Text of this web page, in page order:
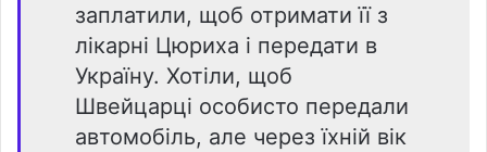
заплатили, щоб отримати її з
лікарні Цюриха і передати в
Україну. Хотіли, щоб
Швейцарці особисто передали
автомобіль, але через їхній вік